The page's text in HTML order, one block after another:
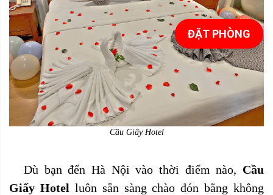
Cầu Giấy Hotel
Dù bạn đến Hà Nội vào thời điểm nào, Cầu
Giấy Hotel luôn sẵn sàng chào đón bằng không
ĐẶT PHÒNG